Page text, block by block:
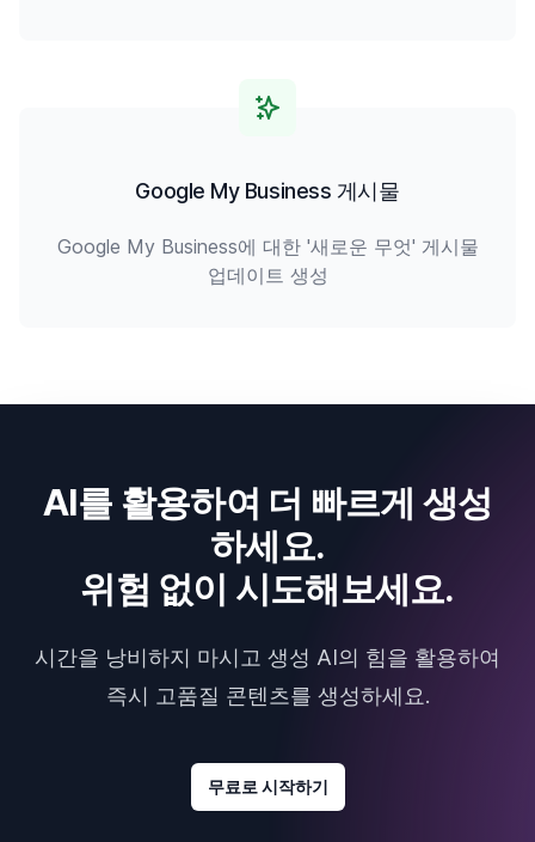
Google My Business 게시물
Google My Business에 대한 '새로운 무엇' 게시물
업데이트 생성
AI를 활용하여 더 빠르게 생성
하세요.
위험 없이 시도해보세요.
시간을 낭비하지 마시고 생성 AI의 힘을 활용하여
즉시 고품질 콘텐츠를 생성하세요.
무료로 시작하기